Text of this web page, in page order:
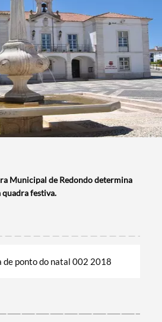
Municipal de Redondo determina
festiva.
de ponto do natal 002 2018